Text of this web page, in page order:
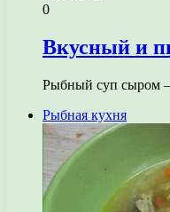
0
Вкусный и
Рыбный суп сыром —
Рыбная кухня